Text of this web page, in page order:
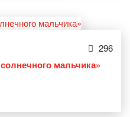
296
мальчика»